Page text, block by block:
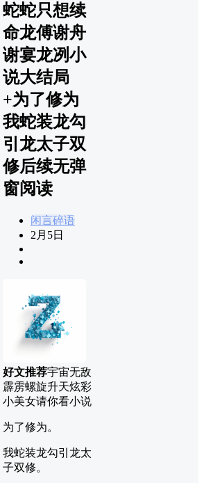
蛇蛇只想续
命龙傅谢舟
谢宴龙冽小
说大结局
+为了修为
我蛇装龙勾
引龙太子双
修后续无弹
窗阅读
闲言碎语
2月5日
好文推荐宇宙无敌
霹雳螺旋升天炫彩
小美女请你看小说
为了修为。
我蛇装龙勾引龙太
子双修。